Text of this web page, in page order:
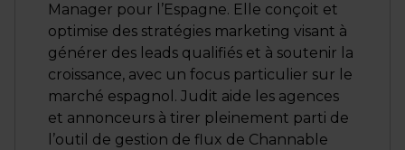
Manager pour l’Espagne. Elle conçoit et
optimise des stratégies marketing visant à
générer des leads qualifiés et à soutenir la
croissance, avec un focus particulier sur le
marché espagnol. Judit aide les agences
et annonceurs à tirer pleinement parti de
l’outil de gestion de flux de Channable